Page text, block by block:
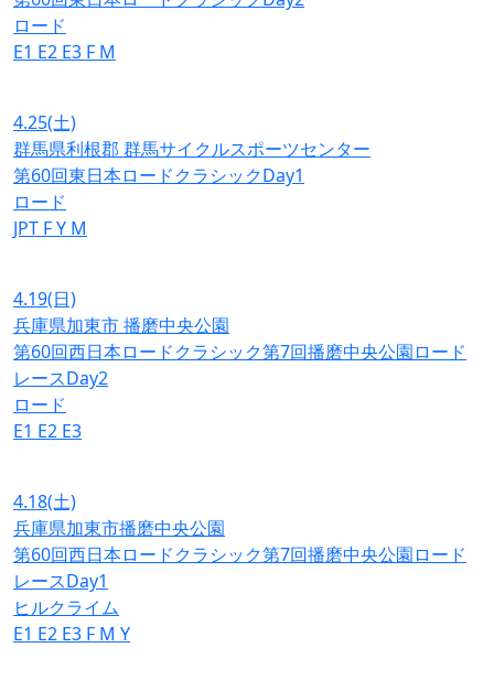
ロード
E1 E2 E3 F M
4.25(土)
群馬県利根郡 群馬サイクルスポーツセンター
第60回東日本ロードクラシックDay1
ロード
JPT FY M
4.19(日)
兵庫県加東市 播磨中央公園
第60回西日本ロードクラシック第7回播磨中央公園ロード
レースDay2
ロード
E1 E2 E3
4.18(土)
兵庫県加東市播磨中央公園
第60回西日本ロードクラシック第7回播磨中央公園ロード
レースDay1
ヒルクライム
E1 E2 E3 F M Y